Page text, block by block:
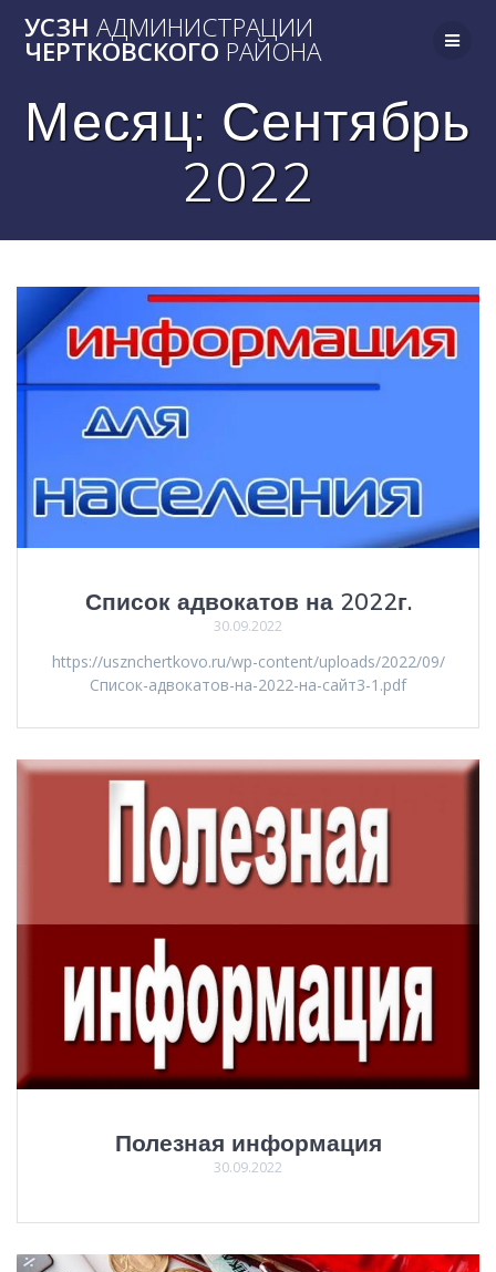
to
content
УСЗН АДМИНИСТРАЦИИ
ЧЕРТКОВСКОГО РАЙОНА
Месяц: Сентябрь
2022
Список адвокатов на 2022г.
30.09.2022
https://usznchertkovo.ru/wp-content/uploads/2022/09/
Список-адвокатов-на-2022-на-сайт3-1.pdf
Полезная информация
30.09.2022